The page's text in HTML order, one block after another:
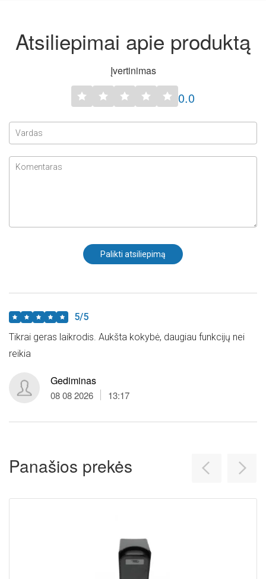
Atsiliepimai apie produktą
Įvertinimas
0.0
5/5
Tikrai geras laikrodis. Aukšta kokybė, daugiau funkcijų nei
reikia
Gediminas
08 08 2026 13:17
Panašios prekės